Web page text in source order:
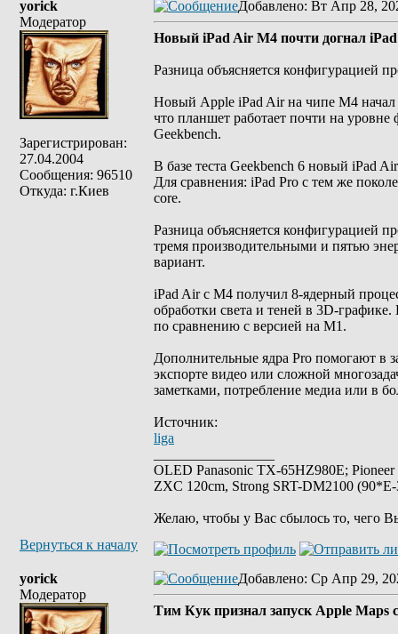
yorick
Модератор
Зарегистрирован:
27.04.2004
Сообщения: 96510
Откуда: г.Киев
Добавлено: Вт Апр 28,
Новый iPad Air M4 почти догнал iPad
Разница объясняется конфигурацией
Новый Apple iPad Air на чипе M4 начал
что планшет работает почти на уровне
Geekbench.
В базе теста Geekbench 6 новый iPad
Для сравнения: iPad Pro с тем же
core.
Разница объясняется конфигурацией
тремя производительными и пятью
вариант.
iPad Air с M4 получил 8-ядерный
обработки света и теней в 3D-
по сравнению с версией на M1.
Дополнительные ядра Pro помогают в
экспорте видео или сложной
заметками, потребление медиа или в
Источник:
liga
OLED Panasonic TX-65HZ980E;
ZXC 120cm, Strong SRT-DM2100
Желаю, чтобы у Вас сбылось то, чего
Вернуться к началу
yorick
Модератор
Добавлено: Ср Апр 29,
Тим Кук признал запуск Apple Maps